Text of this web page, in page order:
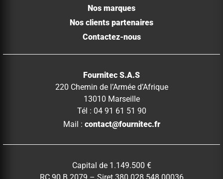
Nos marques
Nos clients partenaires
Contactez-nous
Fournitec S.A.S
220 Chemin de l’Armée d’Afrique
13010 Marseille
Tél : 04 91 61 51 90
Mail : contact@fournitec.fr
Capital de 1.149.500 €